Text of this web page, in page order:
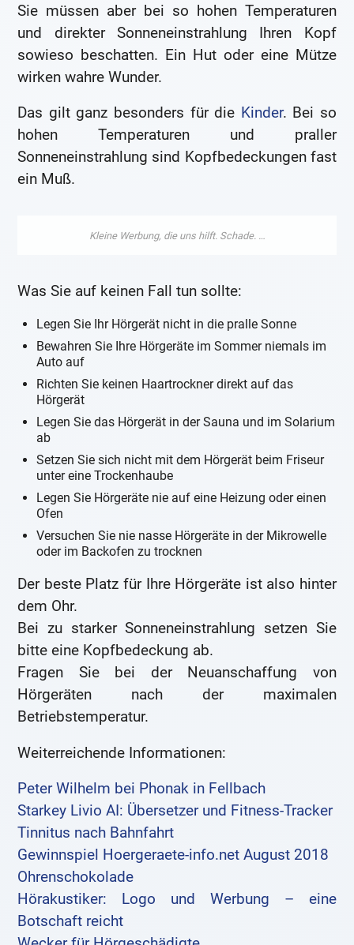
Sie müssen aber bei so hohen Temperaturen
und direkter Sonneneinstrahlung Ihren Kopf
sowieso beschatten. Ein Hut oder eine Mütze
wirken wahre Wunder.
Das gilt ganz besonders für die Kinder. Bei so
hohen Temperaturen und praller
Sonneneinstrahlung sind Kopfbedeckungen fast
ein Muß.
Was Sie auf keinen Fall tun sollte:
Legen Sie Ihr Hörgerät nicht in die pralle Sonne
Bewahren Sie Ihre Hörgeräte im Sommer niemals im
Auto auf
Richten Sie keinen Haartrockner direkt auf das
Hörgerät
Legen Sie das Hörgerät in der Sauna und im Solarium
ab
Setzen Sie sich nicht mit dem Hörgerät beim Friseur
unter eine Trockenhaube
Legen Sie Hörgeräte nie auf eine Heizung oder einen
Ofen
Versuchen Sie nie nasse Hörgeräte in der Mikrowelle
oder im Backofen zu trocknen
Der beste Platz für Ihre Hörgeräte ist also hinter
dem Ohr.
Bei zu starker Sonneneinstrahlung setzen Sie
bitte eine Kopfbedeckung ab.
Fragen Sie bei der Neuanschaffung von
Hörgeräten nach der maximalen
Betriebstemperatur.
Weiterreichende Informationen:
Peter Wilhelm bei Phonak in Fellbach
Starkey Livio AI: Übersetzer und Fitness-Tracker
Tinnitus nach Bahnfahrt
Gewinnspiel Hoergeraete-info.net August 2018
Ohrenschokolade
Hörakustiker: Logo und Werbung – eine
Botschaft reicht